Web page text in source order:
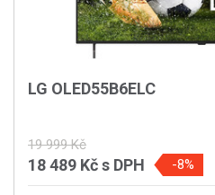
LG OLED55B6ELC
19 999 Kč
18 489 Kčs DPH -8%